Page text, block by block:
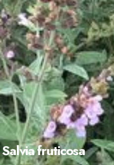
Salvia fruticosa